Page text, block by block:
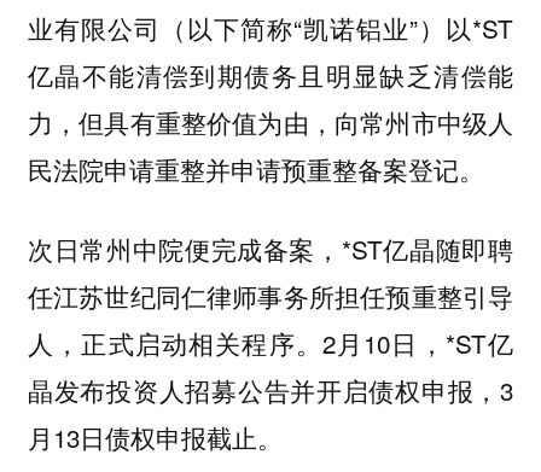
业有限公司（以下简称“凯诺铝业”）以*ST
亿晶不能清偿到期债务且明显缺乏清偿能
力，但具有重整价值为由，向常州市中级人
民法院申请重整并申请预重整备案登记。
次日常州中院便完成备案，*ST亿晶随即聘
任江苏世纪同仁律师事务所担任预重整引导
人，正式启动相关程序。2月10日，*ST亿
晶发布投资人招募公告并开启债权申报，3
月13日债权申报截止。